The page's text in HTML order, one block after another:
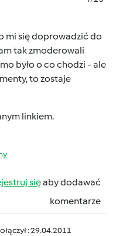
mi się doprowadzić do
tak zmoderowali
było o co chodzi - ale
to zostaje
linkiem.
sięaby dodawać
komentarze
: 29.04.2011